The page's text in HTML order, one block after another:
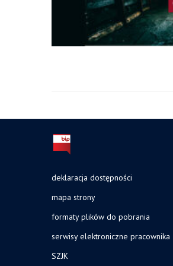
deklaracja dostępności
mapa strony
formaty plików do pobrania
serwisy elektroniczne pracownika
SZJK